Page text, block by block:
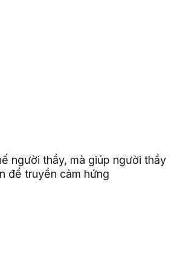
người thầy, mà giúp người thầy
để truyền cảm hứng